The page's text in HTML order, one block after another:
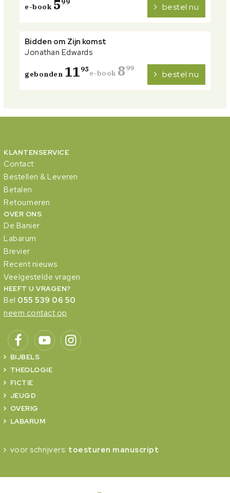
e-book 599 bestel nu
Bidden om Zijn komst
Jonathan Edwards
gebonden 1195e-book 899
bestel nu
KLANTENSERVICE
Contact
Bestellen & Leveren
Betalen
Retourneren
OVER ONS
De Banier
Labarum
Brevier
Recent nieuws
Veelgestelde vragen
HEEFT U VRAGEN?
Bel 055 539 06 50
neem contact op
BIJBELS
THEOLOGIE
FICTIE
JEUGD
OVERIG
LABARUM
voor schrijvers: toesturen manuscript